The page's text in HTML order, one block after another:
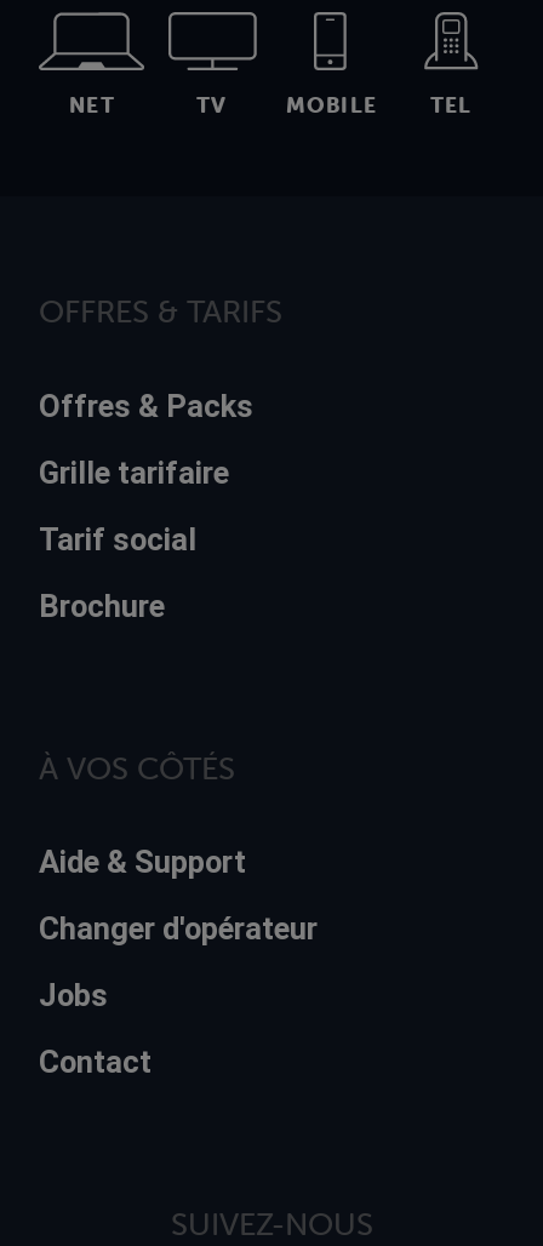
NET TV MOBILE TEL
OFFRES & TARIFS
Offres & Packs
Grille tarifaire
Tarif social
Brochure
À VOS CÔTÉS
Aide & Support
Changer d'opérateur
Jobs
Contact
SUIVEZ-NOUS